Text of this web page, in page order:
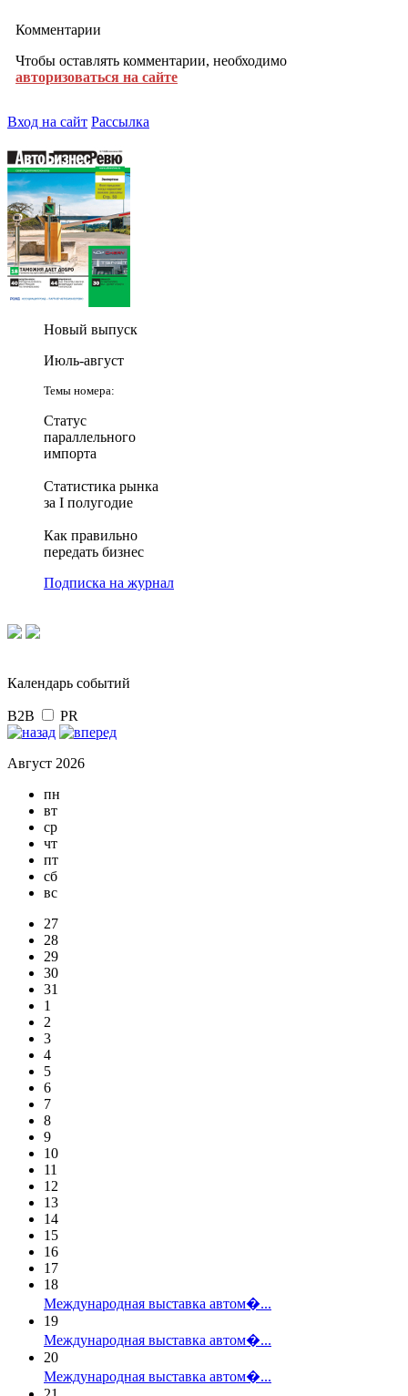
Комментарии
Чтобы оставлять комментарии, необходимо
авторизоваться на сайте
Вход на сайт Рассылка
Новый выпуск
Июль-август
Темы номера:
Статус
параллельного
импорта
Статистика рынка
за I полугодие
Как правильно
передать бизнес
Подписка на журнал
Календарь событий
B2B PR
Август 2026
пн
вт
ср
чт
пт
сб
вс
27
28
29
30
31
1
2
3
4
5
6
7
8
9
10
11
12
13
14
15
16
17
18
Международная выставка автом�...
19
Международная выставка автом�...
20
Международная выставка автом�...